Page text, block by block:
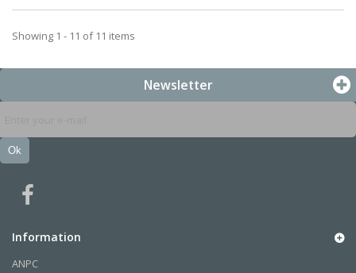
Showing 1 - 11 of 11 items
Newsletter
Ok
Information
ANPC